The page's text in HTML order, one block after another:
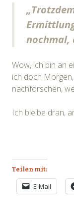
nochmal,
Wow, ich bin an
ich doch
nachforschen,
Ich bleibe dran,
Teilen mit:
E-Mail